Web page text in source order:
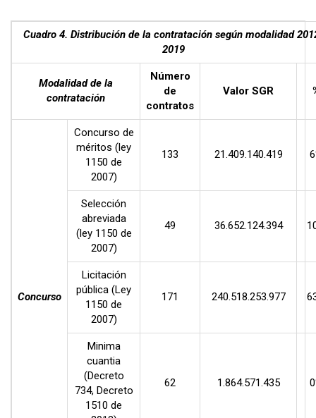
Cuadro 4. Distribución de la contratación según modalidad
2019
Modalidad de la
contratación
Número
de
contratos
Valor SGR
Concurso
Concurso de
méritos (ley
1150 de
2007)
133 21.409.140.419
Selección
abreviada
(ley 1150 de
2007)
49 36.652.124.394
Licitación
pública (Ley
1150 de
2007)
171 240.518.253.977
Minima
cuantia
(Decreto
734, Decreto
1510 de
62 1.864.571.435